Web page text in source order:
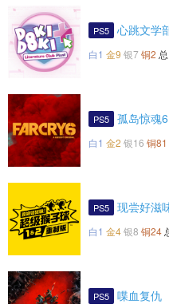
PS5 心跳文学
白1 金9 银7 铜2
PS5 孤岛惊魂6
白1 金2 银16 铜81
PS5 现尝好滋
白1 金4银8 铜24
PS5 喋血复仇